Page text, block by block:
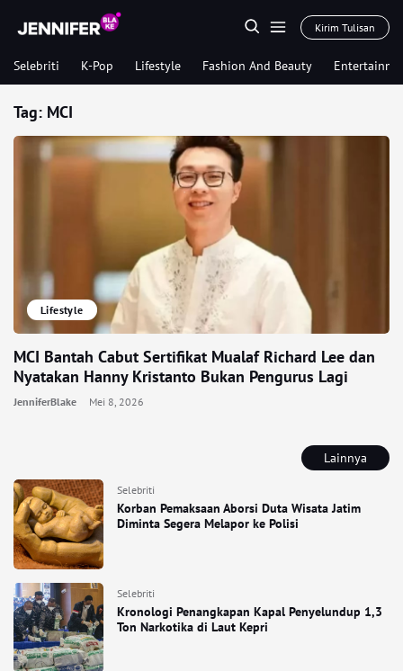
Kirim Tulisan
Selebriti K-Pop Lifestyle Fashion And Beauty
Lainnya
Selebriti
Korban Pemaksaan Aborsi Duta Wisata Jatim
Diminta Segera Melapor ke Polisi
Selebriti
Kronologi Penangkapan Kapal Penyelundup 1,3
Ton Narkotika di Laut Kepri
Tag: MCI
Lifestyle
MCI Bantah Cabut Sertifikat Mualaf Richard Lee dan
Nyatakan Hanny Kristanto Bukan Pengurus Lagi
JenniferBlake Mei 8, 2026